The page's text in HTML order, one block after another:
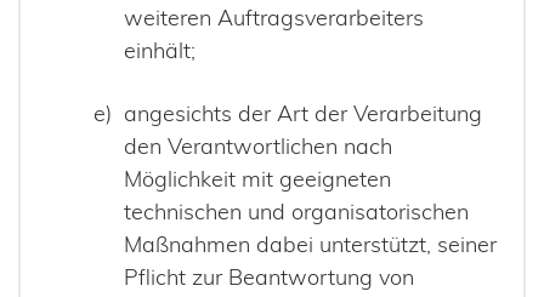
weiteren Auftragsverarbeiters
einhält;
angesichts der Art der Verarbeitung
den Verantwortlichen nach
Möglichkeit mit geeigneten
technischen und organisatorischen
Maßnahmen dabei unterstützt, seiner
Pflicht zur Beantwortung von